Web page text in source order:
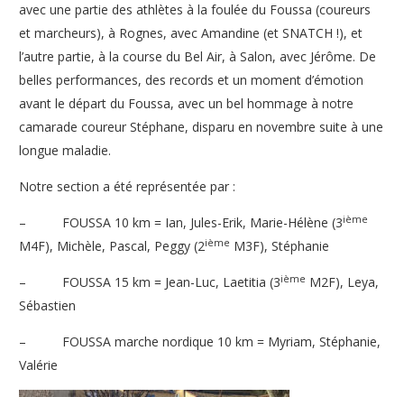
avec une partie des athlètes à la foulée du Foussa (coureurs
et marcheurs), à Rognes, avec Amandine (et SNATCH !), et
l’autre partie, à la course du Bel Air, à Salon, avec Jérôme. De
belles performances, des records et un moment d’émotion
avant le départ du Foussa, avec un bel hommage à notre
camarade coureur Stéphane, disparu en novembre suite à une
longue maladie.
Notre section a été représentée par :
– FOUSSA 10 km = Ian, Jules-Erik, Marie-Hélène (3ième
M4F), Michèle, Pascal, Peggy (2ième M3F), Stéphanie
– FOUSSA 15 km = Jean-Luc, Laetitia (3ième M2F), Leya,
Sébastien
– FOUSSA marche nordique 10 km = Myriam, Stéphanie,
Valérie